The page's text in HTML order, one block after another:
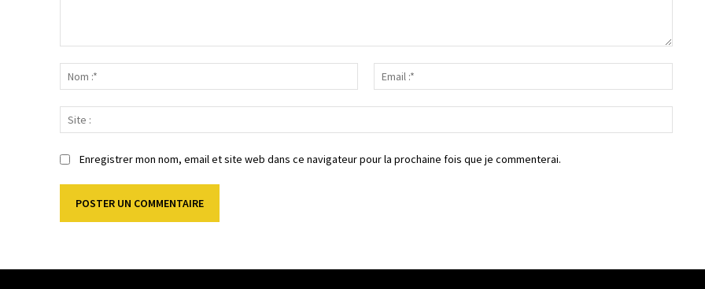
Nom
:*
:*
:
Enregistrer mon nom, email et site web dans ce navigateur pour la prochaine fois que je commenterai.